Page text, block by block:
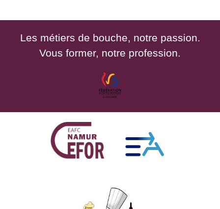
Les métiers de bouche, notre passion.
Vous former, notre profession.